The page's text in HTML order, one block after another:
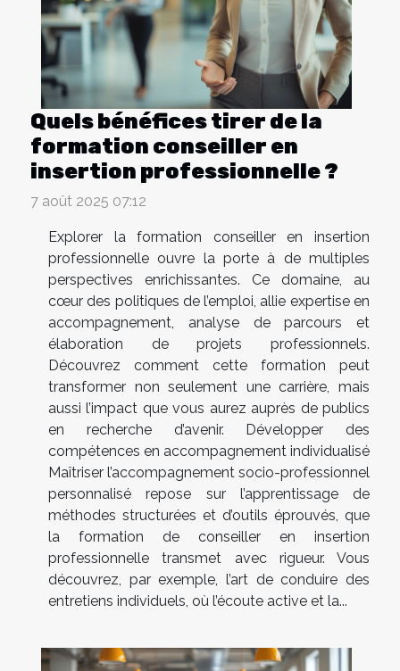
Quels bénéfices tirer de la
formation conseiller en
insertion professionnelle ?
7 août 2025 07:12
Explorer la formation conseiller en insertion
professionnelle ouvre la porte à de multiples
perspectives enrichissantes. Ce domaine, au
cœur des politiques de l’emploi, allie expertise en
accompagnement, analyse de parcours et
élaboration de projets professionnels.
Découvrez comment cette formation peut
transformer non seulement une carrière, mais
aussi l’impact que vous aurez auprès de publics
en recherche d’avenir. Développer des
compétences en accompagnement individualisé
Maîtriser l’accompagnement socio-professionnel
personnalisé repose sur l’apprentissage de
méthodes structurées et d’outils éprouvés, que
la formation de conseiller en insertion
professionnelle transmet avec rigueur. Vous
découvrez, par exemple, l’art de conduire des
entretiens individuels, où l’écoute active et la...